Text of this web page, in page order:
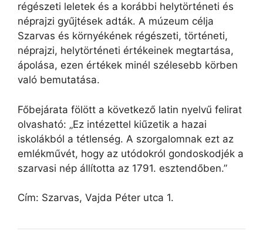
régészeti leletek és a korábbi helytörténeti és
néprajzi gyűjtések adták. A múzeum célja
Szarvas és környékének régészeti, történeti,
néprajzi, helytörténeti értékeinek megtartása,
ápolása, ezen értékek minél szélesebb körben
való bemutatása.
Főbejárata fölött a következő latin nyelvű felirat
olvasható: „Ez intézettel kiűzetik a hazai
iskolákból a tétlenség. A szorgalomnak ezt az
emlékművét, hogy az utódokról gondoskodjék a
szarvasi nép állította az 1791. esztendőben.”
Cím: Szarvas, Vajda Péter utca 1.